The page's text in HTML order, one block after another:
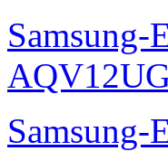
Samsung-
Samsung-